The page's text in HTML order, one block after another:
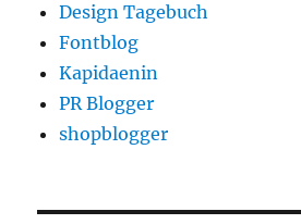
Design Tagebuch
Fontblog
Kapidaenin
PR Blogger
shopblogger